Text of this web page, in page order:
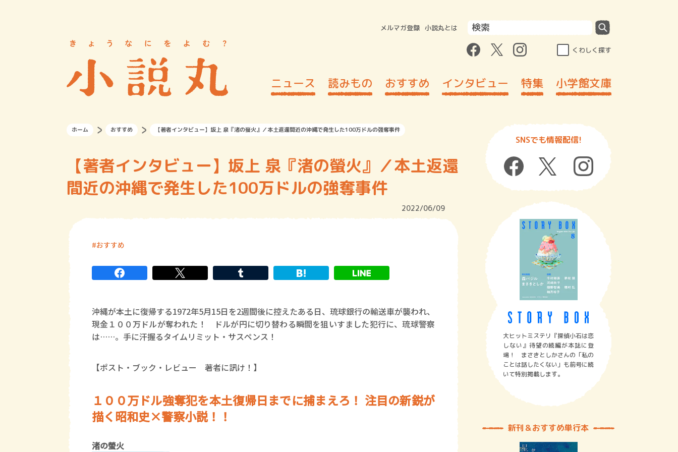
メルマガ登録 小説丸とは
くわしく探す
ニュース 読みもの おすすめ インタビュー 特集 小学館文庫
ホーム おすすめ 【著者インタビュー】坂上 泉『渚の螢火』／本土返還間近の沖縄で発生した100万ドルの強奪事件
【著者インタビュー】坂上 泉『渚の螢火』／本土返還
間近の沖縄で発生した100万ドルの強奪事件
2022/06/09
おすすめ
沖縄が本土に復帰する1972年5月15日を2週間後に控えたある日、琉球銀行の輸送車が襲われ、
現金１００万ドルが奪われた！ ドルが円に切り替わる瞬間を狙いすました犯行に、琉球警察
は……。手に汗握るタイムリミット・サスペンス！
【ポスト・ブック・レビュー 著者に訊け！】
１００万ドル強奪犯を本土復帰日までに捕まえろ！ 注目の新鋭が
描く昭和史×警察小説！！
渚の螢火
SNSでも情報配信!
大ヒットミステリ『探偵小石は恋
しない』待望の続編が本誌に登
場！ まさきとしかさんの「私の
ことは話したくない」も前号に続
いて特別掲載します。
新刊＆おすすめ単行本